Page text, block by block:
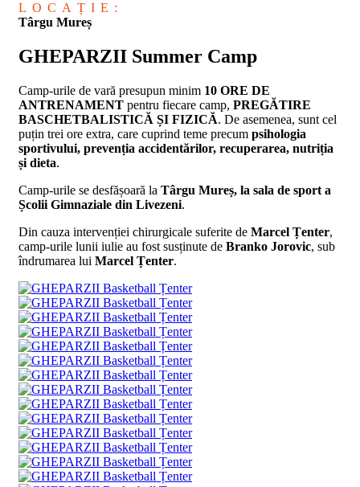
LOCAȚIE:
Târgu Mureș
GHEPARZII Summer Camp
Camp-urile de vară presupun minim 10 ORE DE
ANTRENAMENT pentru fiecare camp, PREGĂTIRE
BASCHETBALISTICĂ ȘI FIZICĂ. De asemenea, sunt cel
puțin trei ore extra, care cuprind teme precum psihologia
sportivului, prevenția accidentărilor, recuperarea, nutriția
și dieta.
Camp-urile se desfășoară la Târgu Mureș, la sala de sport a
Școlii Gimnaziale din Livezeni.
Din cauza intervenției chirurgicale suferite de Marcel Țenter,
camp-urile lunii iulie au fost susținute de Branko Jorovic, sub
îndrumarea lui Marcel Țenter.